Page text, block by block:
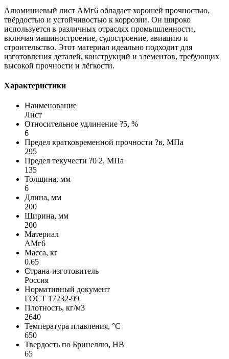
Алюминиевый лист АМг6 обладает хорошей прочностью,
твёрдостью и устойчивостью к коррозии. Он широко
используется в различных отраслях промышленности,
включая машиностроение, судостроение, авиацию и
строительство. Этот материал идеально подходит для
изготовления деталей, конструкций и элементов, требующих
высокой прочности и лёгкости.
Характеристики
Наименование
Лист
Относительное удлинение ?5, %
6
Предел кратковременной прочности ?в, МПа
295
Предел текучести ?0 2, МПа
135
Толщина, мм
6
Длина, мм
200
Ширина, мм
200
Материал
АМг6
Масса, кг
0.65
Страна-изготовитель
Россия
Нормативный документ
ГОСТ 17232-99
Плотность, кг/м3
2640
Температура плавления, °C
650
Твердость по Бринеллю, HB
65